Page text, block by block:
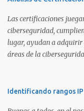
Las certificaciones
ciberseguridad,
lugar, ayudan a adquirir
áreas de la
certificaciones
Identificando rangos